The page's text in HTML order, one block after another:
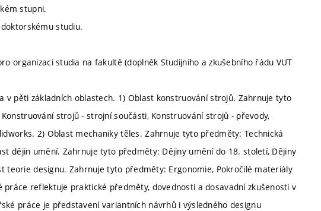
stupni.
studiu.
organizaci studia na fakultě (doplněk Studijního a zkušebního řádu VUT
v pěti základních oblastech. 1) Oblast konstruování strojů. Zahrnuje tyto
strojů - strojní součásti, Konstruování strojů - převody,
2) Oblast mechaniky těles. Zahrnuje tyto předměty: Technická
dějin umění. Zahrnuje tyto předměty: Dějiny umění do 18. století, Dějiny
teorie designu. Zahrnuje tyto předměty: Ergonomie, Pokročilé materiály
reflektuje praktické předměty, dovednosti a dosavadní zkušenosti v
práce je představení variantních návrhů i výsledného designu